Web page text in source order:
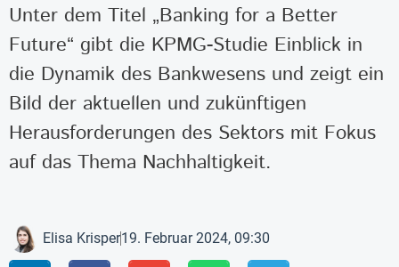
Unter dem Titel „Banking for a Better
Future“ gibt die KPMG-Studie Einblick in
die Dynamik des Bankwesens und zeigt ein
Bild der aktuellen und zukünftigen
Herausforderungen des Sektors mit Fokus
auf das Thema Nachhaltigkeit.
Elisa Krisper19. Februar 2024, 09:30